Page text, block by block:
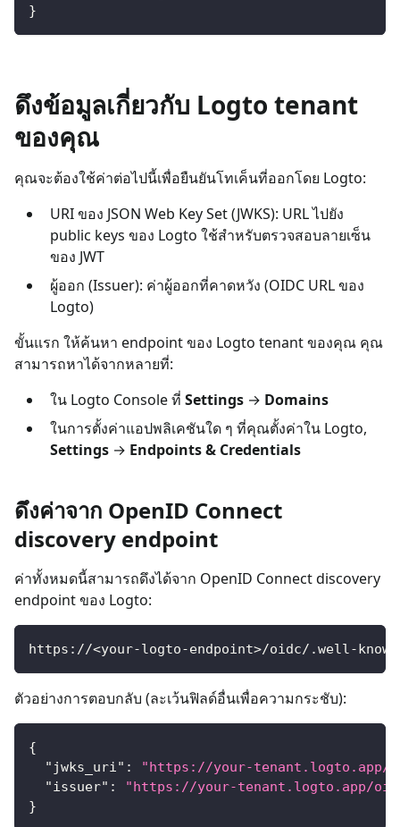
}
ดึงข้อมูลเกี่ยวกับ Logto tenant
ของคุณ
คุณจะต้องใช้ค่าต่อไปนี้เพื่อยืนยันโทเค็นที่ออกโดย Logto:
URI ของ JSON Web Key Set (JWKS): URL ไปยัง
public keys ของ Logto ใช้สำหรับตรวจสอบลายเซ็น
ของ JWT
ผู้ออก (Issuer): ค่าผู้ออกที่คาดหวัง (OIDC URL ของ
Logto)
ขั้นแรก ให้ค้นหา endpoint ของ Logto tenant ของคุณ คุณ
สามารถหาได้จากหลายที่:
ใน Logto Console ที่ Settings → Domains
ในการตั้งค่าแอปพลิเคชันใด ๆ ที่คุณตั้งค่าใน Logto,
Settings → Endpoints & Credentials
ดึงค่าจาก OpenID Connect
discovery endpoint
ค่าทั้งหมดนี้สามารถดึงได้จาก OpenID Connect discovery
endpoint ของ Logto:
https://<your-logto-endpoint>/oidc/.well-
ตัวอย่างการตอบกลับ (ละเว้นฟิลด์อื่นเพื่อความกระชับ):
{
"jwks_uri" :
"https://your-tenant.logto.app/
"issuer" :
"https://your-tenant.logto.app/
}